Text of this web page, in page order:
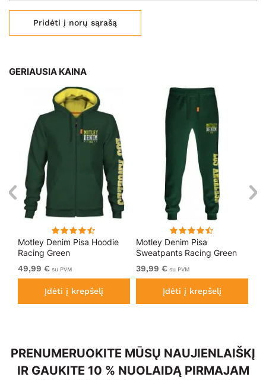
Pridėti į norų sąrašą
GERIAUSIA KAINA
Motley Denim Pisa Hoodie
Racing Green
49,99 € su PVM
Įdėti į krepšelį
Motley Denim Pisa
Sweatpants Racing Green
39,99 € su PVM
Įdėti į krepšelį
PRENUMERUOKITE MŪSŲ NAUJIENLAIŠKĮ
IR GAUKITE 10 % NUOLAIDĄ PIRMAJAM